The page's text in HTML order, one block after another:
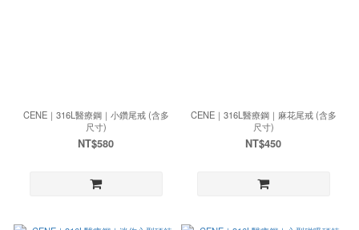
CENE｜316L醫療鋼｜小鑽尾戒 (含多
尺寸)
NT$580
CENE｜316L醫療鋼｜麻花尾戒 (含多
尺寸)
NT$450